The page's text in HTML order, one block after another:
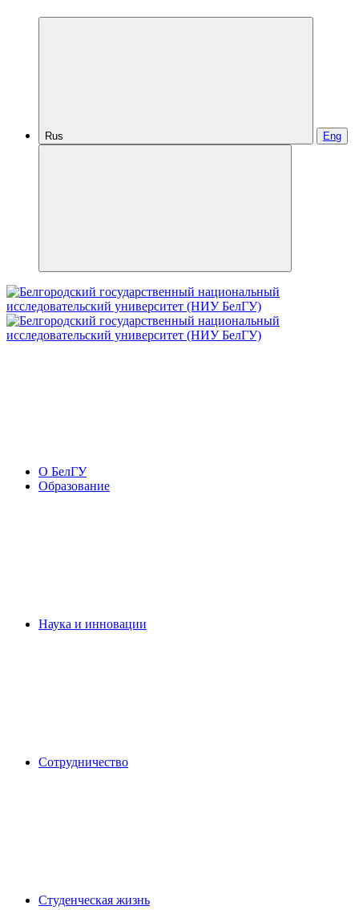
Rus Eng
О БелГУ
Образование
Наука и инновации
Сотрудничество
Студенческая жизнь